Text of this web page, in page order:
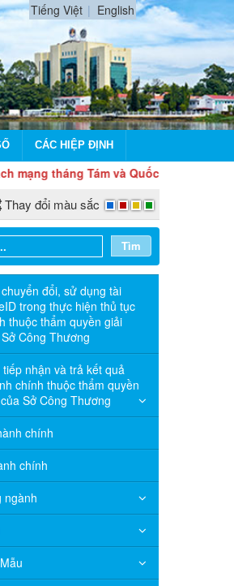
Tiếng Việt English
CÁC HIỆP ĐỊNH
Tám và Quốc khánh 2/9
Thay đổi màu sắc
Tìm
đổi, sử dụng tài
trong thực hiện thủ tục
thuộc thẩm quyền giải
Công Thương
nhận và trả kết quả
chính thuộc thẩm quyền
Sở Công Thương
chính
chính
ngành